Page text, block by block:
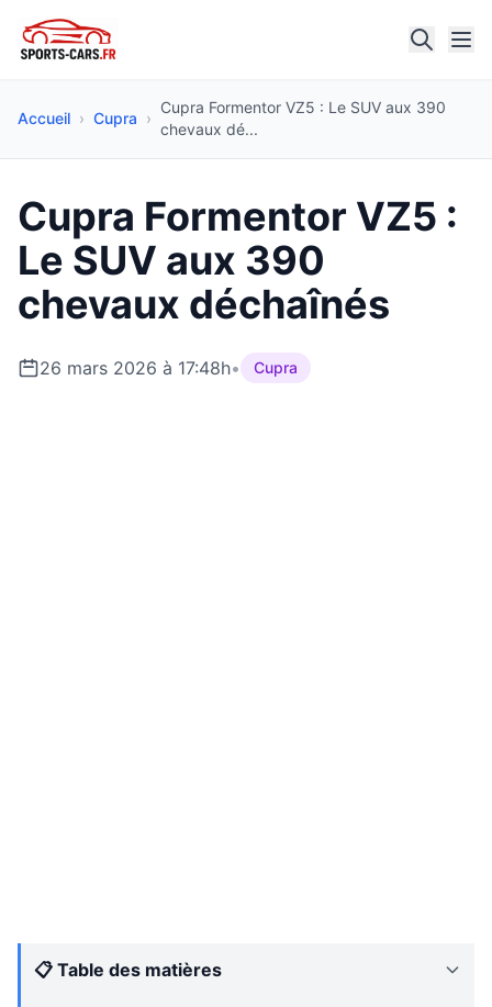
Accueil › Cupra ›
Cupra Formentor VZ5 : Le SUV aux 390
chevaux dé...
Cupra Formentor VZ5 :
Le SUV aux 390
chevaux déchaînés
26 mars 2026 à 17:48h• Cupra
📋 Table des matières